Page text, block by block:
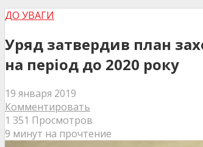
ДО УВАГИ
Уряд затвердив план
на період до 2020 року
19 января 2019
Комментировать
1 351 Просмотров
9 минут на прочтение